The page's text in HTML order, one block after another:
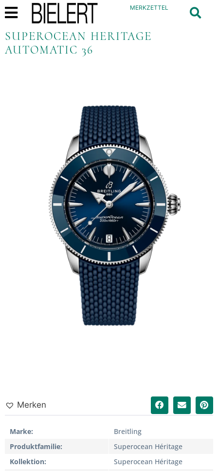
MERKZETTEL
SUPEROCEAN HERITAGE
AUTOMATIC 36
Merken
Marke
Breitling
Produktfamilie
Superocean Héritage
Kollektion
Superocean Héritage